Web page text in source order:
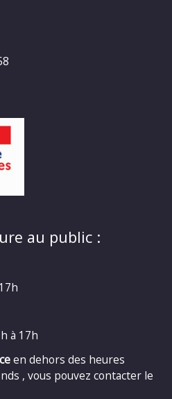
au public :
à 17h
en dehors des heures
, vous pouvez contacter le